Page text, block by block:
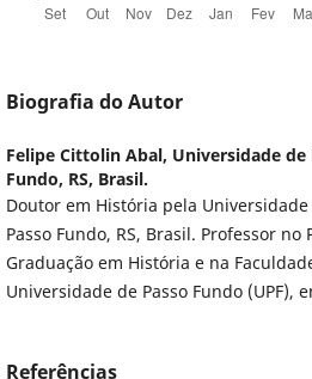
Biografia do Autor
Felipe Cittolin Abal, Universidade de
Fundo, RS, Brasil.
Doutor em História pela Universidade
Passo Fundo, RS, Brasil. Professor no
Graduação em História e na
Universidade de Passo Fundo (UPF),
Referências